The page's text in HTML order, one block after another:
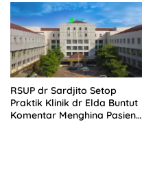
RSUP dr Sardjito Setop
Praktik Klinik dr Elda Buntut
Komentar Menghina Pasien